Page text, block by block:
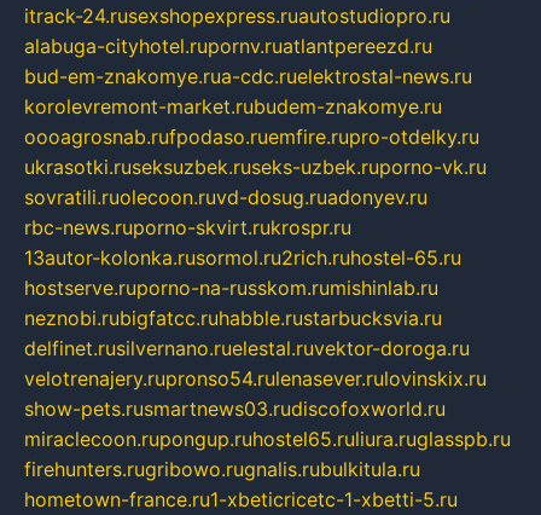
itrack-24.rusexshopexpress.ruautostudiopro.ru
alabuga-cityhotel.rupornv.ruatlantpereezd.ru
bud-em-znakomye.rua-cdc.ruelektrostal-news.ru
korolevremont-market.rubudem-znakomye.ru
oooagrosnab.rufpodaso.ruemfire.rupro-otdelky.ru
ukrasotki.ruseksuzbek.ruseks-uzbek.ruporno-vk.ru
sovratili.ruolecoon.ruvd-dosug.ruadonyev.ru
rbc-news.ruporno-skvirt.rukrospr.ru
13autor-kolonka.rusormol.ru2rich.ruhostel-65.ru
hostserve.ruporno-na-russkom.rumishinlab.ru
neznobi.rubigfatcc.ruhabble.rustarbucksvia.ru
delfinet.rusilvernano.ruelestal.ruvektor-doroga.ru
velotrenajery.rupronso54.rulenasever.rulovinskix.ru
show-pets.rusmartnews03.rudiscofoxworld.ru
miraclecoon.rupongup.ruhostel65.ruliura.ruglasspb.ru
firehunters.rugribowo.rugnalis.rubulkitula.ru
hometown-france.ru1-xbeticricetc-1-xbetti-5.ru